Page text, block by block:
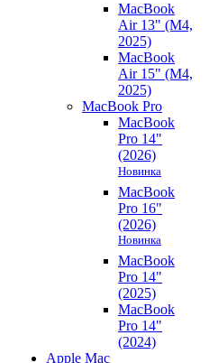
MacBook
Air 13" (M4,
2025)
MacBook
Air 15" (M4,
2025)
MacBook Pro
MacBook
Pro 14"
(2026)
Новинка
MacBook
Pro 16"
(2026)
Новинка
MacBook
Pro 14"
(2025)
MacBook
Pro 14"
(2024)
Apple Mac